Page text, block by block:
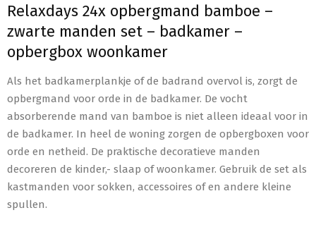
Relaxdays 24x opbergmand bamboe –
zwarte manden set – badkamer –
opbergbox woonkamer
Als het badkamerplankje of de badrand overvol is, zorgt de
opbergmand voor orde in de badkamer. De vocht
absorberende mand van bamboe is niet alleen ideaal voor in
de badkamer. In heel de woning zorgen de opbergboxen voor
orde en netheid. De praktische decoratieve manden
decoreren de kinder,- slaap of woonkamer. Gebruik de set als
kastmanden voor sokken, accessoires of en andere kleine
spullen.